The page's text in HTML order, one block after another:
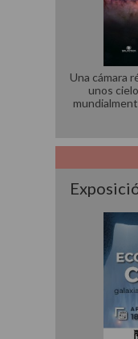
Una cámara
unos